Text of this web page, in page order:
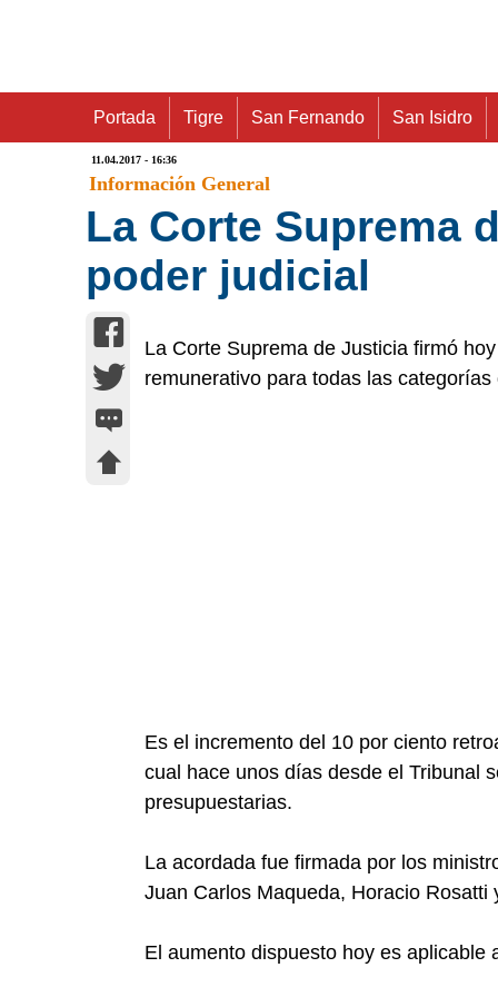
Portada Tigre San Fernando San Isidro
11.04.2017 - 16:36
Información General
La Corte Suprema
poder judicial
La Corte Suprema de Justicia firmó
remunerativo para todas las
Es el incremento del 10 por ciento
cual hace unos días desde el Tribunal
presupuestarias.
La acordada fue firmada por los
Juan Carlos Maqueda, Horacio Rosatti
El aumento dispuesto hoy es